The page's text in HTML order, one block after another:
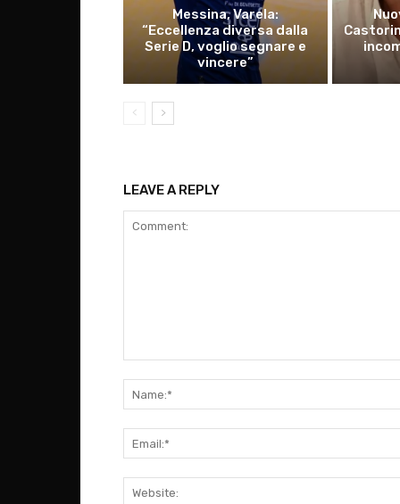
Messina, Varela:
“Eccellenza diversa dalla
Serie D, voglio segnare e
vincere”
LEAVE A REPLY